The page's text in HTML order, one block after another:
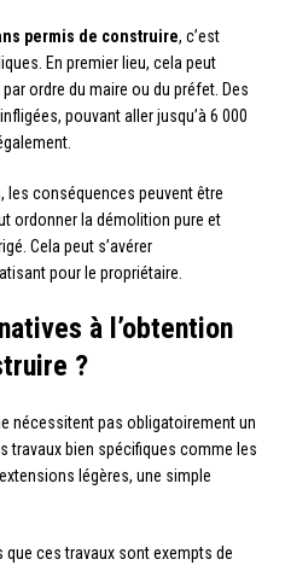
permis de construire, c’est
En premier lieu, cela peut
ordre du maire ou du préfet. Des
pouvant aller jusqu’à 6 000
les conséquences peuvent être
ordonner la démolition pure et
Cela peut s’avérer
pour le propriétaire.
à l’obtention
?
nécessitent pas obligatoirement un
travaux bien spécifiques comme les
légères, une simple
ces travaux sont exempts de